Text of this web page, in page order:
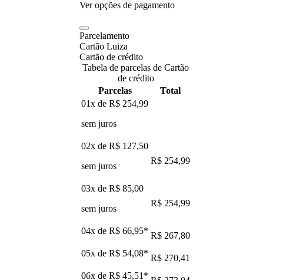
Ver opções de pagamento
Parcelamento
Cartão Luiza
Cartão de crédito
Tabela de parcelas de Cartão
de crédito
Parcelas
Total
01x de R$ 254,99
sem juros
02x de R$ 127,50
sem juros
R$ 254,99
03x de R$ 85,00
sem juros
R$ 254,99
04x de R$ 66,95* R$ 267,80
05x de R$ 54,08* R$ 270,41
06x de R$ 45,51 *